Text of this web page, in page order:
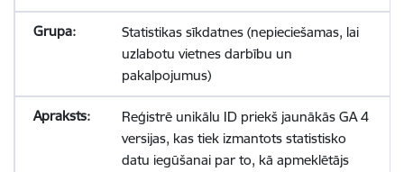
Statistikas sīkdatnes (nepieciešamas, lai
uzlabotu vietnes darbību un
pakalpojumus)
Reģistrē unikālu ID priekš jaunākās GA 4
versijas, kas tiek izmantots statistisko
datu iegūšanai par to, kā apmeklētājs